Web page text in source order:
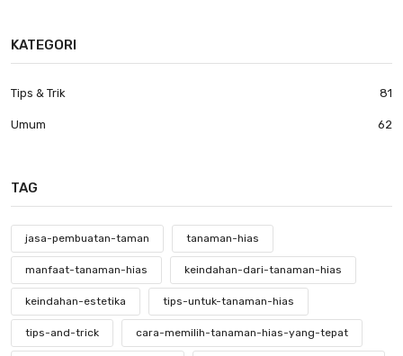
KATEGORI
Tips & Trik 81
Umum 62
TAG
jasa-pembuatan-taman tanaman-hias
manfaat-tanaman-hias keindahan-dari-tanaman-hias
keindahan-estetika tips-untuk-tanaman-hias
tips-and-trick cara-memilih-tanaman-hias-yang-tepat